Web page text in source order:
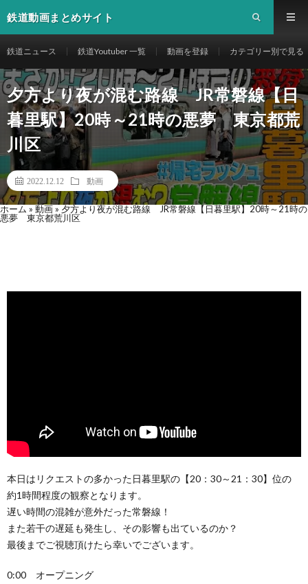
鉄道動画まとめサイト
鉄道ニュース 鉄道Youtuber 一覧 動画を登録 カテゴリー別で見る
夕方より夜が混む路線 JR常磐線【日
暮里駅】20時～21時の悪夢 東京都荒
川区
2022.12.12 動画
ホーム » 動画 » 夕方より夜が混む路線 JR常磐線【日暮里駅】20時～21時の
悪夢 東京都荒川区
本日はリクエストの多かった日暮里駅の【20：30～21：30】位の
約1時間程度の観察となります。
遅い時間の混雑が意外だった常磐線！
また若干の遅延も発生し、その影響も出ているのか？
最後までご視聴頂けたら幸いでございます。
0:00 オープニング